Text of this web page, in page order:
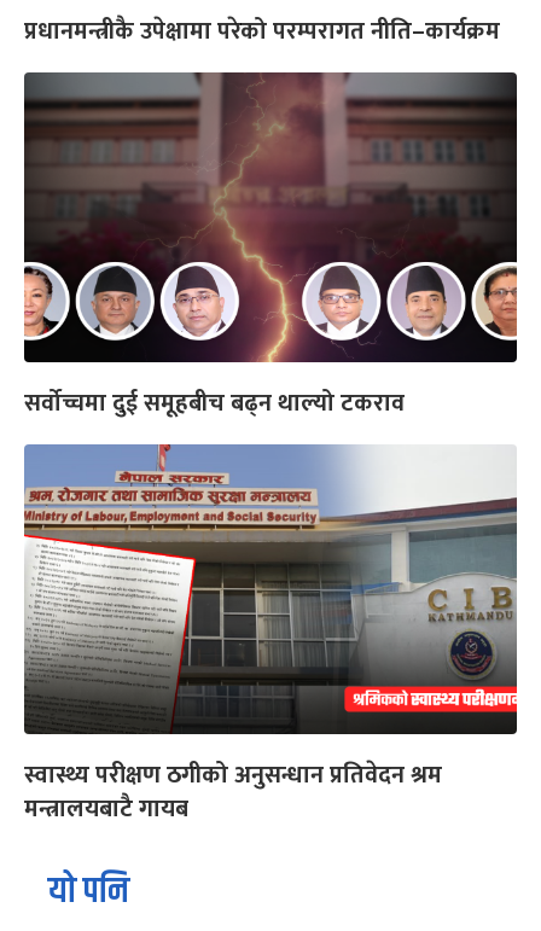
प्रधानमन्त्रीकै उपेक्षामा परेको परम्परागत नीति–कार्यक्रम
सर्वोच्चमा दुई समूहबीच बढ्न थाल्यो टकराव
स्वास्थ्य परीक्षण ठगीको अनुसन्धान प्रतिवेदन श्रम
मन्त्रालयबाटै गायब
यो पनि